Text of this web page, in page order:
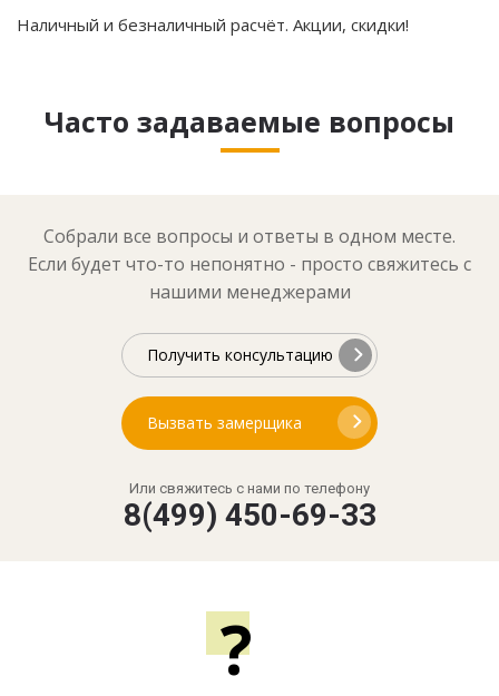
Наличный и безналичный расчёт. Акции, скидки!
Часто задаваемые вопросы
Собрали все вопросы и ответы в одном месте.
Если будет что-то непонятно - просто свяжитесь с
нашими менеджерами
Получить консультацию
Вызвать замерщика
Или свяжитесь с нами по телефону
8(499) 450-69-33
?